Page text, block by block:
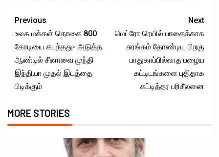
Previous
உலக மக்கள் தொகை 800
கோடியை கடந்தது- அடுத்த
ஆண்டில் சீனாவை முந்தி
இந்தியா முதல் இடத்தை
பிடிக்கும்
Next
மெட்ரோ ரெயில் பாதைக்காக
சுரங்கம் தோண்டிய பிறகு
பாதுகாப்பில்லாத பழைய
கட்டிடங்களை புதிதாக
கட்டித்தர பரிசீலனை
MORE STORIES